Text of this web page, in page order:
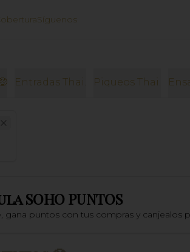
Síguenos
Entradas Thai. Piqueos Thai.
SOHO PUNTOS
gana puntos con tus compras y canjealos